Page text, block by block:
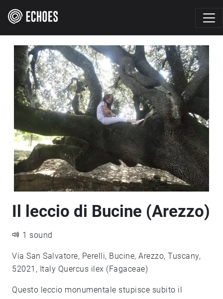
Il leccio di Bucine (Arezzo)
1 sound
Via San Salvatore, Perelli, Bucine, Arezzo, Tuscany,
52021, Italy Quercus ilex (Fagaceae)
Questo leccio monumentale stupisce subito il